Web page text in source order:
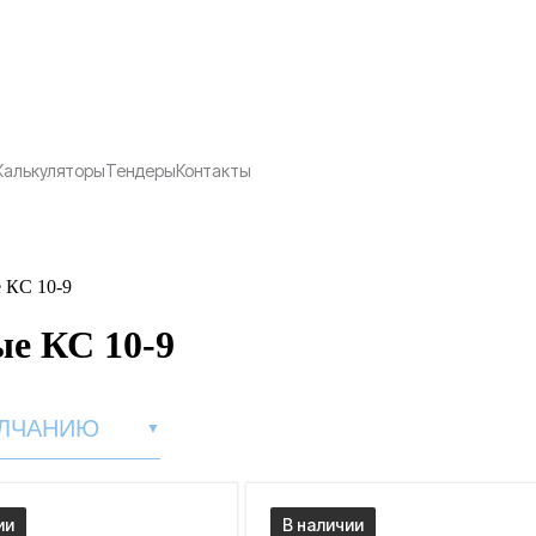
ТендерыКонтакты
КС 10-9
КС 10-9
▼
В наличии